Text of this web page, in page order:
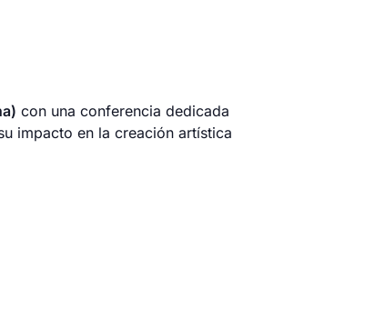
con una conferencia dedicada
impacto en la creación artística